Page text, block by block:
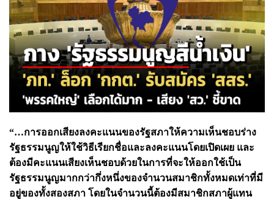
“…การออกเสียงลงคะแนนของรัฐสภาให้ความเห็นชอบร่าง
รัฐธรรมนูญให้ใช้วิธีเรียกชื่อและลงคะแนนโดยเปิดเผย และ
ต้องมีคะแนนเสียงเห็นชอบด้วยในการที่จะให้ออกใช้เป็น
รัฐธรรมนูญมากกว่ากึ่งหนึ่งของจำนวนสมาชิกทั้งหมดเท่าที่มี
อยู่ของทั้งสองสภา โดยในจำนวนนี้ต้องมีสมาชิกสภาผู้แทน